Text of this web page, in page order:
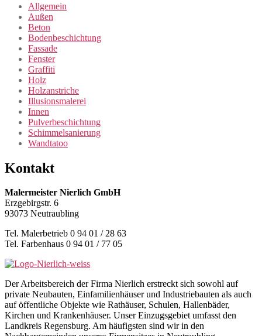
Allgemein
Außen
Beton
Bodenbeschichtung
Fassade
Fenster
Graffiti
Holz
Holzanstriche
Illusionsmalerei
Innen
Pulverbeschichtung
Schimmelsanierung
Wandtatoo
Kontakt
Malermeister Nierlich GmbH
Erzgebirgstr. 6
93073 Neutraubling
Tel. Malerbetrieb 0 94 01 / 28 63
Tel. Farbenhaus 0 94 01 / 77 05
Der Arbeitsbereich der Firma Nierlich erstreckt sich sowohl auf
private Neubauten, Einfamilienhäuser und Industriebauten als auch
auf öffentliche Objekte wie Rathäuser, Schulen, Hallenbäder,
Kirchen und Krankenhäuser. Unser Einzugsgebiet umfasst den
Landkreis Regensburg. Am häufigsten sind wir in den